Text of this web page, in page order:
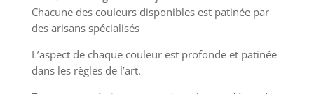
Chacune des couleurs disponibles est patinée par
des arisans spécialisés
L’aspect de chaque couleur est profonde et patinée
dans les règles de l’art.